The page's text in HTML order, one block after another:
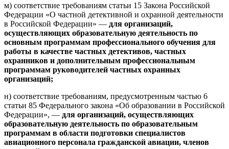
м) соответствие требованиям статьи 15 Закона Российской
Федерации «О частной детективной и охранной деятельности
в Российской Федерации» — для организаций,
осуществляющих образовательную деятельность по
основным программам профессионального обучения для
работы в качестве частных детективов, частных
охранников и дополнительным профессиональным
программам руководителей частных охранных
организаций;
н) соответствие требованиям, предусмотренным частью 6
статьи 85 Федерального закона «Об образовании в Российской
Федерации», — для организаций, осуществляющих
образовательную деятельность по образовательным
программам в области подготовки специалистов
авиационного персонала гражданской авиации, членов